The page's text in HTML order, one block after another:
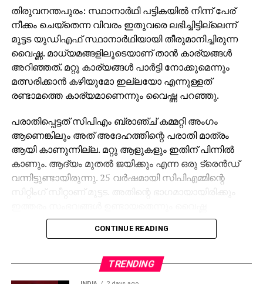
തിരുവനന്തപുരം: സ്ഥാനാര്‍ഥി പട്ടികയില്‍ നിന്ന് പേര്
നീക്കം ചെയ്‌തെന്ന വിവരം ഇതുവരെ ലഭിച്ചിട്ടില്ലെന്ന്
മുട്ടട യുഡിഎഫ് സ്ഥാനാര്‍ഥിയായി തീരുമാനിച്ചിരുന്ന
വൈഷ്ണ. മാധ്യമങ്ങളിലൂടെയാണ് താന്‍ കാര്യങ്ങള്‍
അറിഞ്ഞത്. മറ്റു കാര്യങ്ങള്‍ പാര്‍ട്ടി നോക്കുമെന്നും
മത്സരിക്കാന്‍ കഴിയുമോ ഇല്ലയോ എന്നുള്ളത്
രണ്ടാമത്തെ കാര്യമാണെന്നും വൈഷ്ണ പറഞ്ഞു.
പരാതിപ്പെട്ടത് സിപിഎം ബ്രാഞ്ച് കമ്മറ്റി അംഗം
ആണെങ്കിലും അത് അദേഹത്തിന്റെ പരാതി മാത്രം
ആയി കാണുന്നില്ല. മറ്റു ആളുകളും ഇതിന് പിന്നില്‍
കാണും. ആദ്യം മുതല്‍ ജയിക്കും എന്ന ഒരു ട്രെന്‍ഡ്
വന്നിട്ടുണ്ടായിരുന്നു. 25 വര്‍ഷമായി സിപിഎമ്മിന്റെ
സിറ്റിംഗ് സീറ്റാണ് മുട്ടട. അതിന്റെ ഭാഗമായായിരിക്കും
പ്രതികരിച്ചു.
സമീപിക്കണമോ എന്ന് പാര്‍ട്ടി തീരുമാനിക്കുമെന്നും
വൈഷ്ണ വ്യക്തമാക്കി.
CONTINUE READING
TRENDING